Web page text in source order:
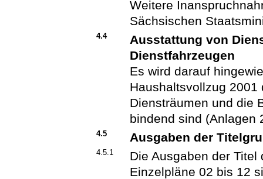
Weitere
Sächsischen
4.4
Ausstattung von
Dienstfahrzeugen
Es wird darauf
Haushaltsvollzug
Diensträumen und die
bindend sind (Anlagen
4.5 Ausgaben der
4.5.1
Die Ausgaben der
Einzelpläne 02 bis 12